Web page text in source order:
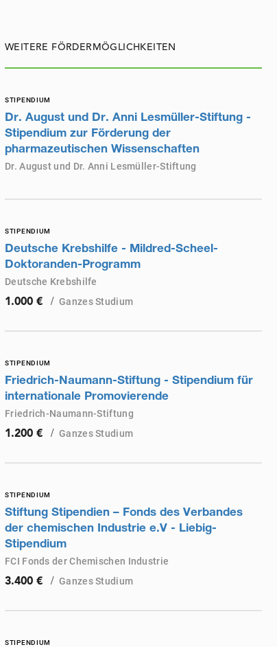
WEITERE FÖRDERMÖGLICHKEITEN
STIPENDIUM
Dr. August und Dr. Anni Lesmüller-Stiftung -
Stipendium zur Förderung der
pharmazeutischen Wissenschaften
Dr. August und Dr. Anni Lesmüller-Stiftung
STIPENDIUM
Deutsche Krebshilfe - Mildred-Scheel-
Doktoranden-Programm
Deutsche Krebshilfe
1.000 €
/ Ganzes Studium
STIPENDIUM
Friedrich-Naumann-Stiftung - Stipendium für
internationale Promovierende
Friedrich-Naumann-Stiftung
1.200 €
/ Ganzes Studium
STIPENDIUM
Stiftung Stipendien – Fonds des Verbandes
der chemischen Industrie e.V - Liebig-
Stipendium
FCI Fonds der Chemischen Industrie
3.400 €
/ Ganzes Studium
STIPENDIUM